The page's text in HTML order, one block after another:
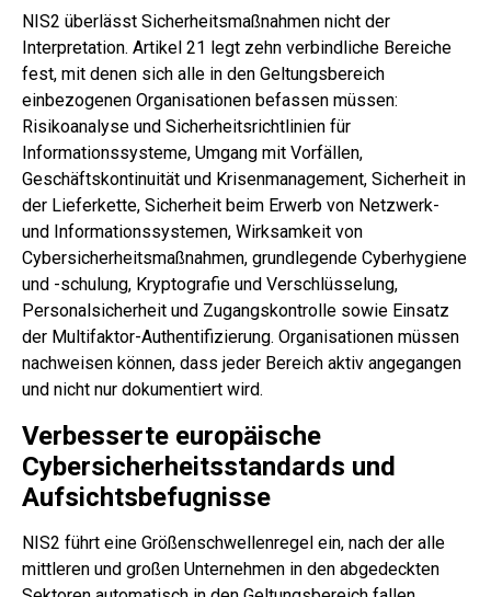
NIS2 überlässt Sicherheitsmaßnahmen nicht der
Interpretation. Artikel 21 legt zehn verbindliche Bereiche
fest, mit denen sich alle in den Geltungsbereich
einbezogenen Organisationen befassen müssen:
Risikoanalyse und Sicherheitsrichtlinien für
Informationssysteme, Umgang mit Vorfällen,
Geschäftskontinuität und Krisenmanagement, Sicherheit in
der Lieferkette, Sicherheit beim Erwerb von Netzwerk-
und Informationssystemen, Wirksamkeit von
Cybersicherheitsmaßnahmen, grundlegende Cyberhygiene
und -schulung, Kryptografie und Verschlüsselung,
Personalsicherheit und Zugangskontrolle sowie Einsatz
der Multifaktor-Authentifizierung. Organisationen müssen
nachweisen können, dass jeder Bereich aktiv angegangen
und nicht nur dokumentiert wird.
Verbesserte europäische
Cybersicherheitsstandards und
Aufsichtsbefugnisse
NIS2 führt eine Größenschwellenregel ein, nach der alle
mittleren und großen Unternehmen in den abgedeckten